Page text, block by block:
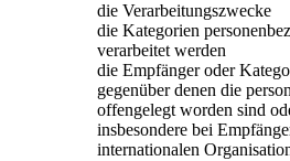
die Verarbeitungszwecke
die Kategorien
verarbeitet werden
die Empfänger oder
gegenüber denen die
offengelegt worden sind
insbesondere bei
internationalen